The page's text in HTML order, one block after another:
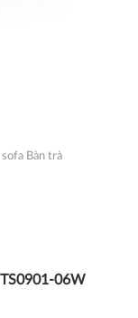
sofa Bàn trà
06W